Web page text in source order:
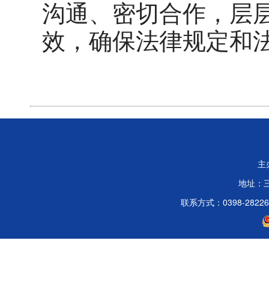
沟通、密切合作，层
效，确保法律规定和
主
地址：
联系方式：0398-